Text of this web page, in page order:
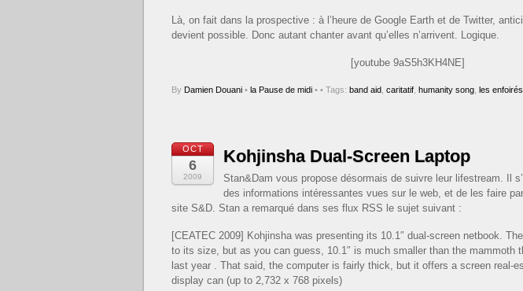
Là, on fait dans la prospective : à l’heure de Google Earth et de Twitter,
devient possible. Donc autant chanter avant qu’elles n’arrivent. Logique.
[youtube 9aS5h3KH4NE]
By Damien Douani • la Pause de midi • • Tags: band aid caritatif humanity song les enfoirés
OCT
6
2009
Kohjinsha Dual-Screen Laptop
Stan&Dam vous propose désormais de suivre leur lifestream. Il
des informations intéressantes vues sur le web, et de les faire
site S&D. Stan a remarqué dans ses flux RSS le sujet suivant :
[CEATEC 2009] Kohjinsha was presenting its 10.1″ dual-screen netbook.
to its size, but as you can guess, 10.1″ is much smaller than the mammoth
last year . That said, the computer is fairly thick, but it offers a screen real-
display can (up to 2,732 x 768 pixels)